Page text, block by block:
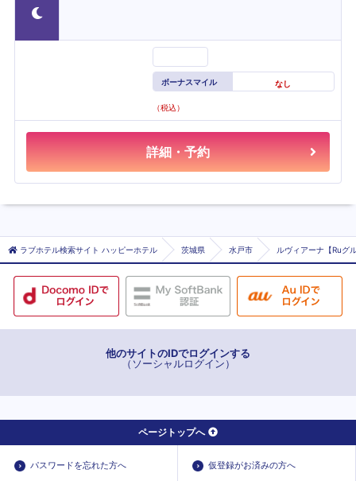
ボーナスマイル なし
（税込）
詳細・予約
ラブホテル検索サイト ハッピーホテル 茨城県 水戸市 ルヴィアーナ【Ruグ
他のサイトのIDでログインする
（ソーシャルログイン）
ページトップへ
パスワードを忘れた方へ 仮登録がお済みの方へ